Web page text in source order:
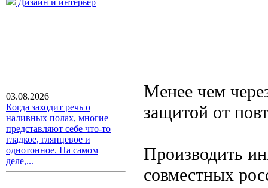
Дизайн и интерьер
03.08.2026
Когда заходит речь о
наливных полах, многие
представляют себе что-то
гладкое, глянцевое и
однотонное. На самом
деле,...
Менее чем
защитой от
Производить
совместных